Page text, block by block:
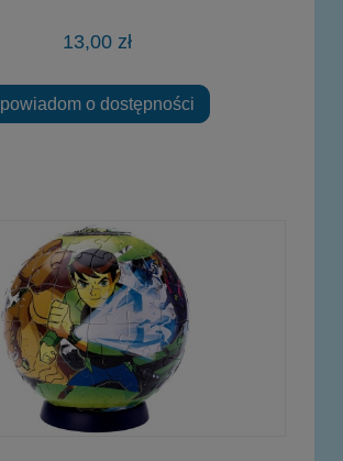
13,00 zł
powiadom o dostępności